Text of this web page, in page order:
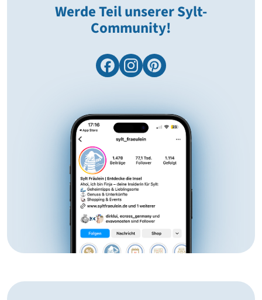
Werde Teil unserer Sylt-
Community!